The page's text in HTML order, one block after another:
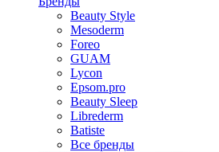
Beauty Style
Mesoderm
Foreo
GUAM
Lycon
Epsom.pro
Beauty Sleep
Librederm
Batiste
Все бренды